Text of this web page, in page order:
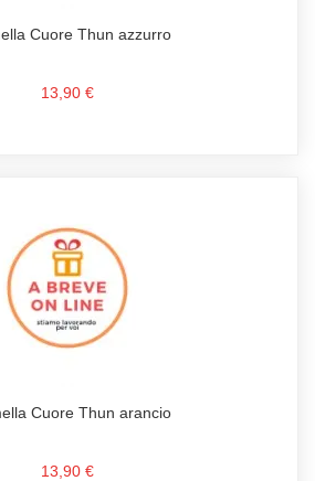
Cuore Thun azzurro
13,90 €
Cuore Thun arancio
13,90 €